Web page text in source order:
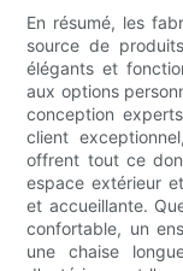
En résumé, les
source de
élégants et
aux options
conception
client
offrent tout ce
espace extérieur
et accueillante.
confortable, un
une chaise